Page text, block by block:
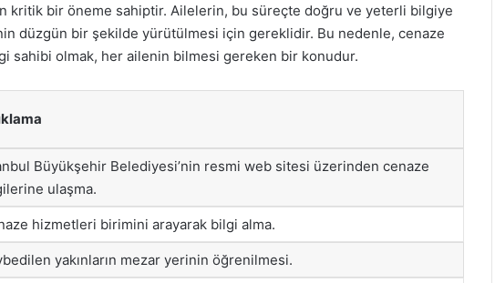
kritik bir öneme sahiptir. Ailelerin, bu süreçte doğru ve yeterli bilgiye
düzgün bir şekilde yürütülmesi için gereklidir. Bu nedenle, cenaze
sahibi olmak, her ailenin bilmesi gereken bir konudur.
Büyükşehir Belediyesi’nin resmi web sitesi üzerinden cenaze
ulaşma.
hizmetleri birimini arayarak bilgi alma.
yakınların mezar yerinin öğrenilmesi.